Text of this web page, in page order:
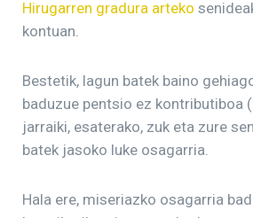
Hirugarren gradura arteko
kontuan.
Bestetik, lagun batek baino
baduzue pentsio ez kontributiboa
jarraiki, esaterako, zuk eta zure
batek jasoko luke osagarria.
Hala ere, miseriazko osagarria